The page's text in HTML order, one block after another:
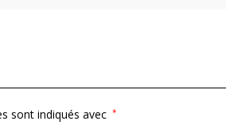
sont indiqués avec *